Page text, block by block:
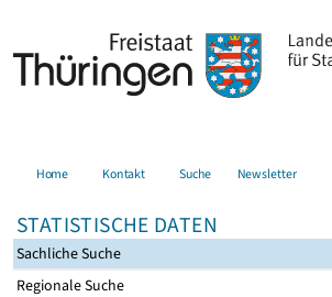
Home Kontakt Suche Newsletter
STATISTISCHE DATEN
Sachliche Suche
Regionale Suche